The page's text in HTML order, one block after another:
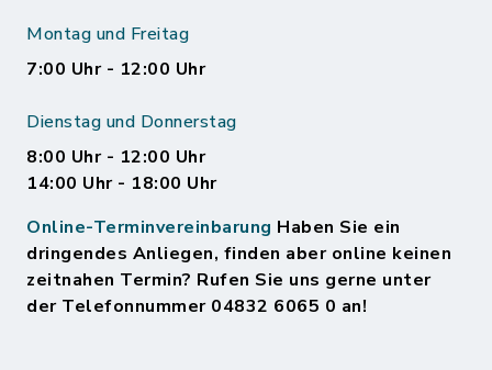
Montag und Freitag
7:00 Uhr - 12:00 Uhr
Dienstag und Donnerstag
8:00 Uhr - 12:00 Uhr
14:00 Uhr - 18:00 Uhr
Online-Terminvereinbarung Haben Sie ein
dringendes Anliegen, finden aber online keinen
zeitnahen Termin? Rufen Sie uns gerne unter
der Telefonnummer 04832 6065 0 an!